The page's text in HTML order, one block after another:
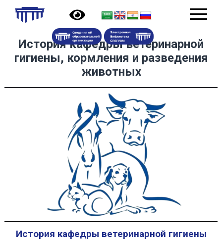
История кафедры ветеринарной
гигиены, кормления и разведения
животных
История кафедры ветеринарной гигиены